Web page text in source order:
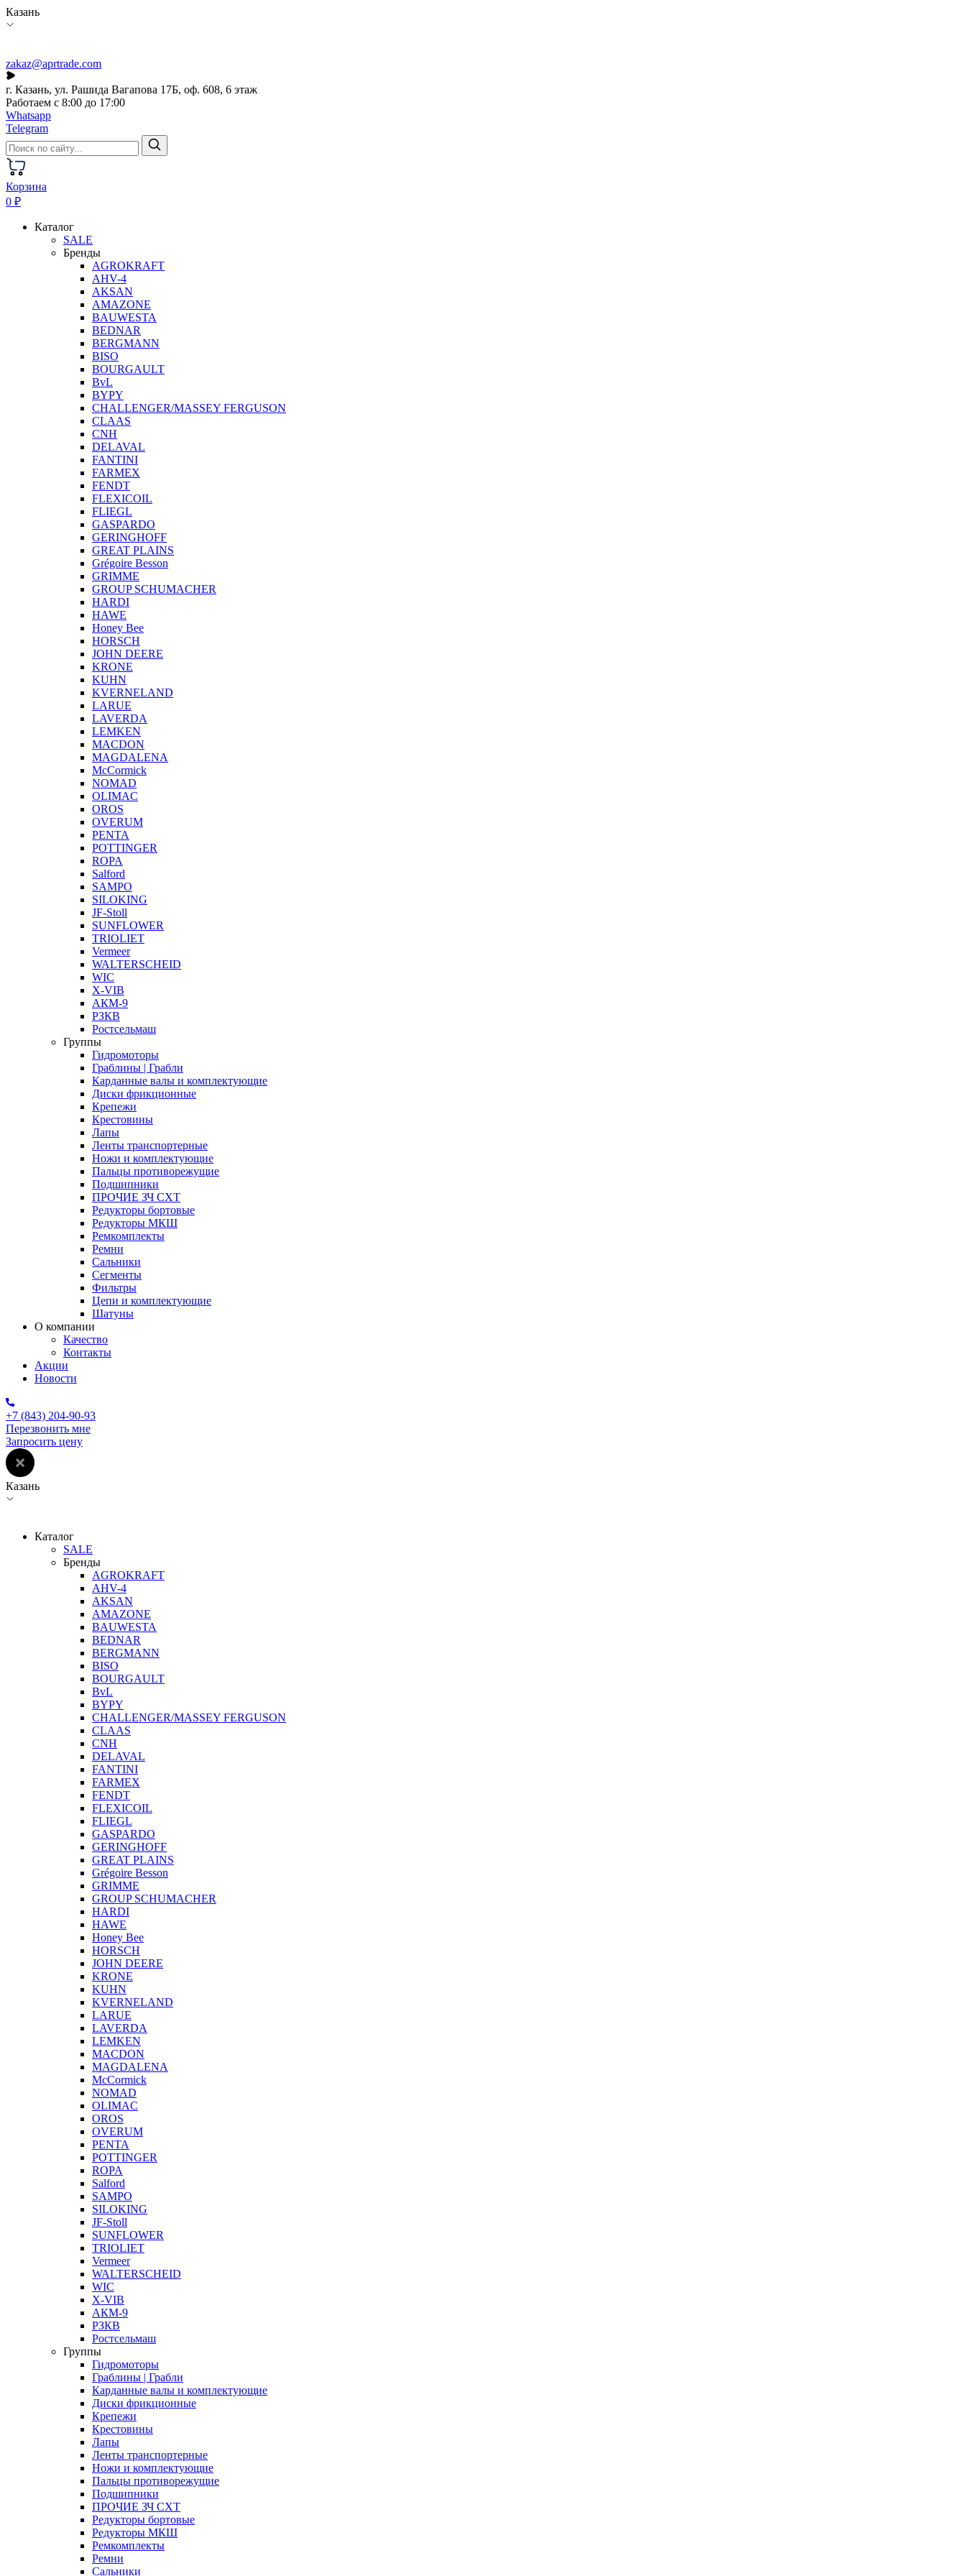
Казань
zakaz@aprtrade.com
г. Казань, ул. Рашида Вагапова 17Б, оф. 608, 6 этаж
Работаем с 8:00 до 17:00
Whatsapp
Telegram
Корзина
0 ₽
Каталог
SALE
Бренды
AGROKRAFT
AHV-4
AKSAN
AMAZONE
BAUWESTA
BEDNAR
BERGMANN
BISO
BOURGAULT
BvL
BYPY
CHALLENGER/MASSEY FERGUSON
CLAAS
CNH
DELAVAL
FANTINI
FARMEX
FENDT
FLEXICOIL
FLIEGL
GASPARDO
GERINGHOFF
GREAT PLAINS
Grégoire Besson
GRIMME
GROUP SCHUMACHER
HARDI
HAWE
Honey Bee
HORSCH
JOHN DEERE
KRONE
KUHN
KVERNELAND
LARUE
LAVERDA
LEMKEN
MACDON
MAGDALENA
McCormick
NOMAD
OLIMAC
OROS
OVERUM
PENTA
POTTINGER
ROPA
Salford
SAMPO
SILOKING
JF-Stoll
SUNFLOWER
TRIOLIET
Vermeer
WALTERSCHEID
WIC
X-VIB
АКМ-9
РЗКВ
Ростсельмаш
Группы
Гидромоторы
Граблины | Грабли
Карданные валы и комплектующие
Диски фрикционные
Крепежи
Крестовины
Лапы
Ленты транспортерные
Ножи и комплектующие
Пальцы противорежущие
Подшипники
ПРОЧИЕ ЗЧ СХТ
Редукторы бортовые
Редукторы МКШ
Ремкомплекты
Ремни
Сальники
Сегменты
Фильтры
Цепи и комплектующие
Шатуны
О компании
Качество
Контакты
Акции
Новости
+7 (843) 204-90-93
Перезвонить мне
Запросить цену
Казань
Каталог
SALE
Бренды
AGROKRAFT
AHV-4
AKSAN
AMAZONE
BAUWESTA
BEDNAR
BERGMANN
BISO
BOURGAULT
BvL
BYPY
CHALLENGER/MASSEY FERGUSON
CLAAS
CNH
DELAVAL
FANTINI
FARMEX
FENDT
FLEXICOIL
FLIEGL
GASPARDO
GERINGHOFF
GREAT PLAINS
Grégoire Besson
GRIMME
GROUP SCHUMACHER
HARDI
HAWE
Honey Bee
HORSCH
JOHN DEERE
KRONE
KUHN
KVERNELAND
LARUE
LAVERDA
LEMKEN
MACDON
MAGDALENA
McCormick
NOMAD
OLIMAC
OROS
OVERUM
PENTA
POTTINGER
ROPA
Salford
SAMPO
SILOKING
JF-Stoll
SUNFLOWER
TRIOLIET
Vermeer
WALTERSCHEID
WIC
X-VIB
АКМ-9
РЗКВ
Ростсельмаш
Группы
Гидромоторы
Граблины | Грабли
Карданные валы и комплектующие
Диски фрикционные
Крепежи
Крестовины
Лапы
Ленты транспортерные
Ножи и комплектующие
Пальцы противорежущие
Подшипники
ПРОЧИЕ ЗЧ СХТ
Редукторы бортовые
Редукторы МКШ
Ремкомплекты
Ремни
Сальники